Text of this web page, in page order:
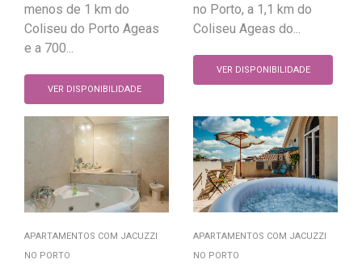
menos de 1 km do
Coliseu do Porto Ageas
e a 700...
VER DISPONIBILIDADE
no Porto, a 1,1 km do
Coliseu Ageas do...
VER DISPONIBILIDADE
APARTAMENTOS COM JACUZZI
NO PORTO
APARTAMENTOS COM JACUZZI
NO PORTO